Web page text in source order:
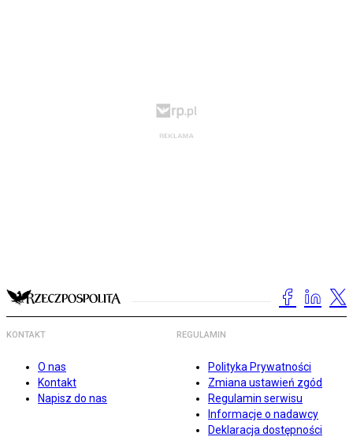
KONTAKT
O nas
Kontakt
Napisz do nas
REGULAMIN
Polityka Prywatności
Zmiana ustawień zgód
Regulamin serwisu
Informacje o nadawcy
Deklaracja dostępności